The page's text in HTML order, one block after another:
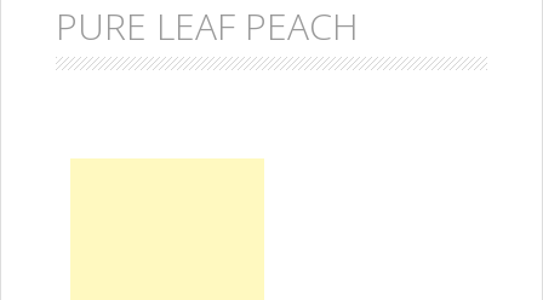
PURE LEAF PEACH